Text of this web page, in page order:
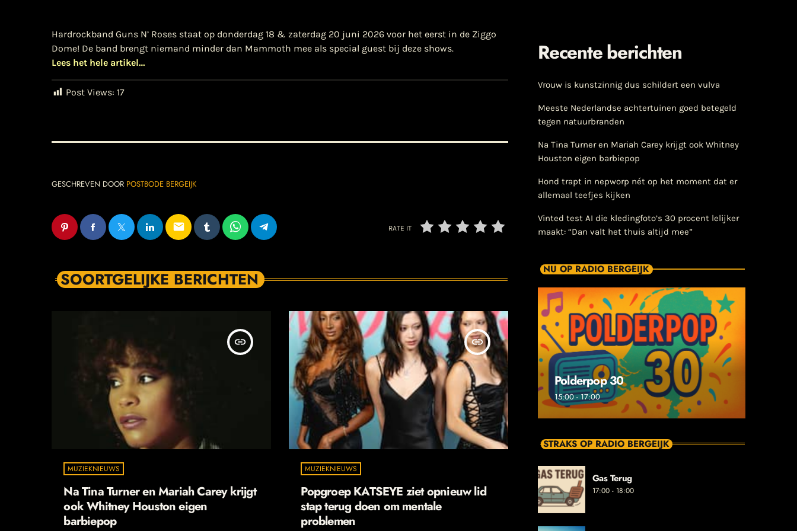
Hardrockband Guns N’ Roses staat op donderdag 18 & zaterdag 20 juni 2026 voor het eerst in de Ziggo
Dome! De band brengt niemand minder dan Mammoth mee als special guest bij deze shows.
Lees het hele artikel…
Post Views: 17
GESCHREVEN DOOR POSTBODE BERGEIJK
email RATE IT
SOORTGELIJKE BERICHTEN
insert_link
MUZIEKNIEUWS
Na Tina Turner en Mariah Carey krijgt
ook Whitney Houston eigen
barbiepop
insert_link
MUZIEKNIEUWS
Popgroep KATSEYE ziet opnieuw lid
stap terug doen om mentale
problemen
Recente berichten
Vrouw is kunstzinnig dus schildert een vulva
Meeste Nederlandse achtertuinen goed betegeld
tegen natuurbranden
Na Tina Turner en Mariah Carey krijgt ook Whitney
Houston eigen barbiepop
Hond trapt in nepworp nét op het moment dat er
allemaal teefjes kijken
Vinted test AI die kledingfoto’s 30 procent lelijker
maakt: “Dan valt het thuis altijd mee”
NU OP RADIO BERGEIJK
Polderpop 30
15:00 - 17:00
STRAKS OP RADIO BERGEIJK
Gas Terug
17:00 - 18:00